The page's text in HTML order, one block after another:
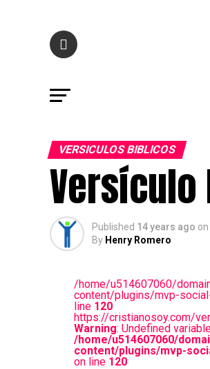
VERSICULOS BIBLICOS
Versículo
Published 14 years ago on
By Henry Romero
/home/u514607060/
content/plugins/mvp-
line 120
https://cristianosoy.com/
Warning: Undefined
/home/u514607060/
content/plugins/mvp-
on line 120